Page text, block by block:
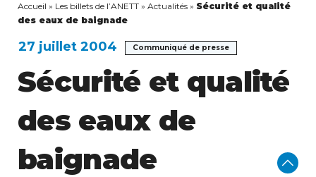
Accueil » Les billets de l’ANETT » Actualités » Sécurité et qualité
des eaux de baignade
27 juillet 2004 Communiqué de presse
Sécurité et qualité
des eaux de
baignade